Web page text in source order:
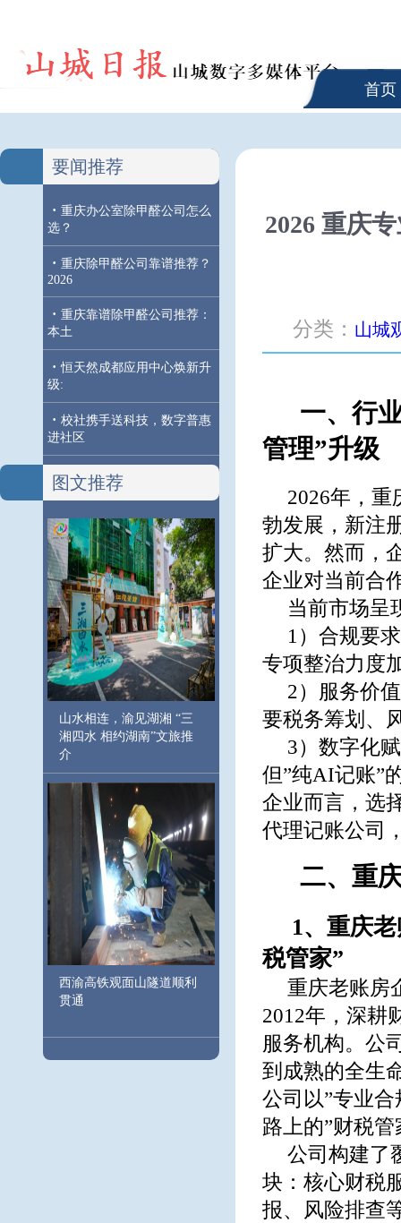
首页
要闻推荐
· 重庆办公室除甲醛公司怎么
选？
· 重庆除甲醛公司靠谱推荐？
2026
· 重庆靠谱除甲醛公司推荐：
本土
· 恒天然成都应用中心焕新升
级:
· 校社携手送科技，数字普惠
进社区
图文推荐
山水相连，渝见湖湘 “三
湘四水 相约湖南”文旅推
介
西渝高铁观面山隧道顺利
贯通
2026 重庆
分类： 山城
一、行
管理”升级
2026年，
勃发展，新注
扩大。然而，
企业对当前合
当前市场呈
1）合规要
专项整治力度
2）服务价
要税务筹划、
3）数字化
但”纯AI记账”
企业而言，选
代理记账公司
二、重
1、重庆
税管家”
重庆老账房
2012年，深耕
服务机构。公
到成熟的全生
公司以”专业
路上的”财税管
公司构建了
块：核心财税
报、风险排查